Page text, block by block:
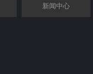
新闻中心